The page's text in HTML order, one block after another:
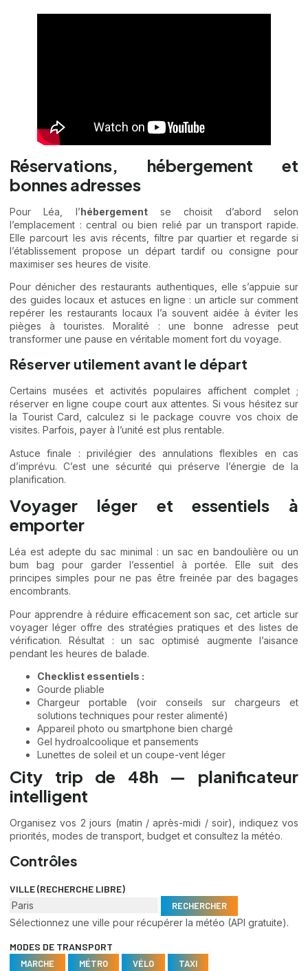
Réservations, hébergement et
bonnes adresses
Pour Léa, l’hébergementse choisit d’abord selon
l’emplacement : central ou bien relié par un transport rapide.
Elle parcourt les avis récents, filtre par quartier et regarde si
l’établissement propose un départ tardif ou consigne pour
maximiser ses heures de visite.
Pour dénicher des restaurants authentiques, elle s’appuie sur
des guides locaux et astuces en ligne : un article sur comment
repérer les restaurants locaux l’a souvent aidée à éviter les
pièges à touristes. Moralité : une bonne adresse peut
transformer une pause en véritable moment fort du voyage.
Réserver utilement avant le départ
Certains musées et activités populaires affichent complet ;
réserver en ligne coupe court aux attentes. Si vous hésitez sur
la Tourist Card, calculez si le package couvre vos choix de
visites. Parfois, payer à l’unité est plus rentable.
Astuce finale : privilégier des annulations flexibles en cas
d’imprévu. C’est une sécurité qui préserve l’énergie de la
planification.
Voyager léger et essentiels à
emporter
Léa est adepte du sac minimal : un sac en bandoulière ou un
bum bag pour garder l’essentiel à portée. Elle suit des
principes simples pour ne pas être freinée par des bagages
encombrants.
Pour apprendre à réduire efficacement son sac, cet article sur
voyager léger offre des stratégies pratiques et des listes de
vérification. Résultat : un sac optimisé augmente l’aisance
pendant les heures de balade.
Checklist essentiels :
Gourde pliable
Chargeur portable (voir conseils sur chargeurs et
solutions techniques pour rester alimenté)
Appareil photo ou smartphone bien chargé
Gel hydroalcoolique et pansements
Lunettes de soleil et un coupe-vent léger
City trip de 48h — planificateur
intelligent
Organisez vos 2 jours (matin / après-midi / soir), indiquez vos
priorités, modes de transport, budget et consultez la météo.
Contrôles
VILLE (RECHERCHE LIBRE)
RECHERCHER
Sélectionnez une ville pour récupérer la météo (API gratuite).
MODES DE TRANSPORT
MARCHE MÉTRO VÉLO TAXI